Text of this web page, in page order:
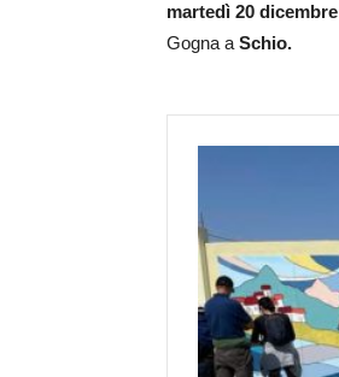
martedì 20 dicembre
Gogna a Schio.